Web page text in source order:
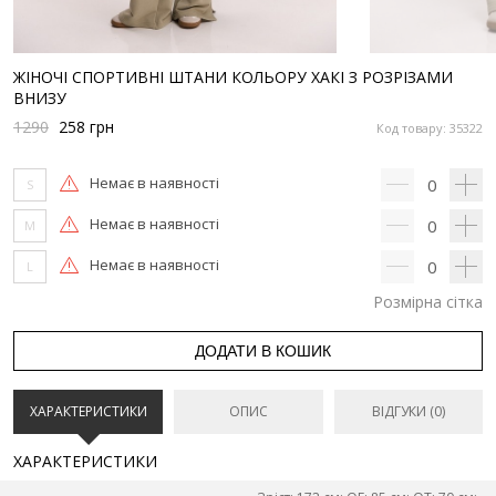
ЖІНОЧІ СПОРТИВНІ ШТАНИ КОЛЬОРУ ХАКІ З РОЗРІЗАМИ
ВНИЗУ
Код товару: 35322
1290 258 грн
S Немає в наявності 0
M Немає в наявності 0
L Немає в наявності 0
Розмірна сітка
ДОДАТИ В КОШИК
ХАРАКТЕРИСТИКИ ОПИС ВІДГУКИ (0)
ХАРАКТЕРИСТИКИ